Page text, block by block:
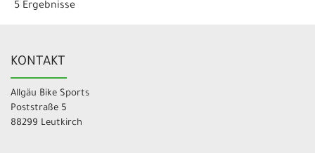
5 Ergebnisse
KONTAKT
Allgäu Bike Sports
Poststraße 5
88299 Leutkirch